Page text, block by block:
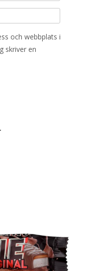
och webbplats i
skriver en